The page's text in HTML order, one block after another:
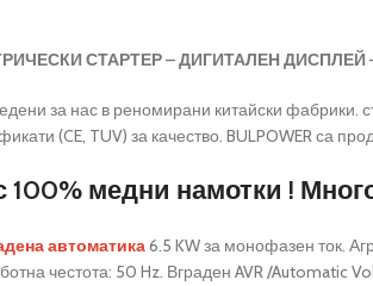
СТАРТЕР – ДИГИТАЛЕН
за нас в реномирани китайски фабрики.
(CE, TUV) за качество. BULPOWER са
100% медни намотки !
автоматика6.5 KW за монофазен ток.
честота: 50 Hz. Вграден AVR /Automatic